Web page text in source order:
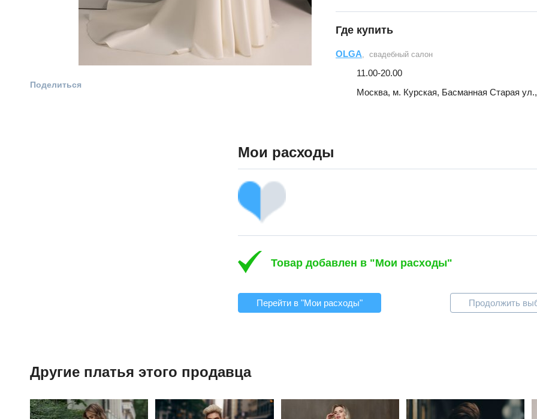
Поделиться
Где купить
OLGA, свадебный салон
11.00-20.00
Москва, м. Курская, Басманная Старая
Мои расходы
Товар добавлен в "Мои расходы"
Перейти в "Мои расходы" Продолжить
Другие платья этого продавца